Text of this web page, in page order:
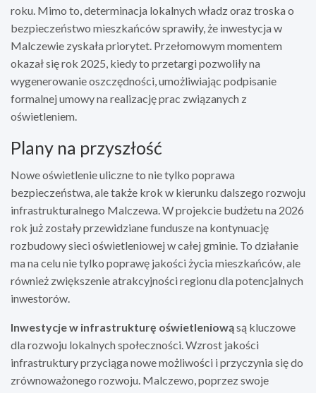
roku. Mimo to, determinacja lokalnych władz oraz troska o
bezpieczeństwo mieszkańców sprawiły, że inwestycja w
Malczewie zyskała priorytet. Przełomowym momentem
okazał się rok 2025, kiedy to przetargi pozwoliły na
wygenerowanie oszczędności, umożliwiając podpisanie
formalnej umowy na realizację prac związanych z
oświetleniem.
Plany na przyszłość
Nowe oświetlenie uliczne to nie tylko poprawa
bezpieczeństwa, ale także krok w kierunku dalszego rozwoju
infrastrukturalnego Malczewa. W projekcie budżetu na 2026
rok już zostały przewidziane fundusze na kontynuację
rozbudowy sieci oświetleniowej w całej gminie. To działanie
ma na celu nie tylko poprawę jakości życia mieszkańców, ale
również zwiększenie atrakcyjności regionu dla potencjalnych
inwestorów.
Inwestycje w infrastrukturę oświetleniowąsą kluczowe
dla rozwoju lokalnych społeczności. Wzrost jakości
infrastruktury przyciąga nowe możliwości i przyczynia się do
zrównoważonego rozwoju. Malczewo, poprzez swoje